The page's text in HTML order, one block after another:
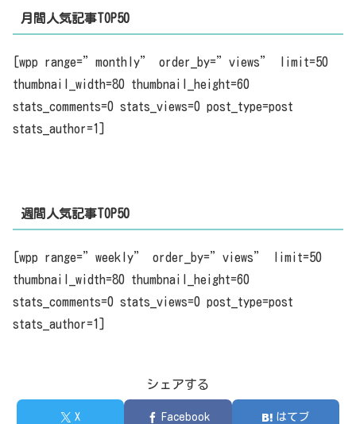
月間人気記事TOP50
[wpp range=”monthly” order_by=”views” limit=50
thumbnail_width=80 thumbnail_height=60
stats_comments=0 stats_views=0 post_type=post
stats_author=1]
週間人気記事TOP50
[wpp range=”weekly” order_by=”views” limit=50
thumbnail_width=80 thumbnail_height=60
stats_comments=0 stats_views=0 post_type=post
stats_author=1]
シェアする
X Facebook はてブ